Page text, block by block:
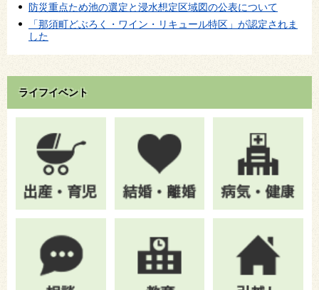
防災重点ため池の選定と浸水想定区域図の公表について
「那須町どぶろく・ワイン・リキュール特区」が認定されま
した
ライフイベント